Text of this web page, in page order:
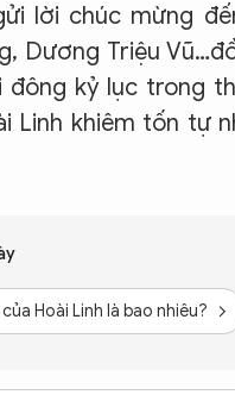
lời chúc mừng
Dương Triệu
kỷ lục trong
Linh khiêm tốn tự
Hoài Linh là bao nhiêu?